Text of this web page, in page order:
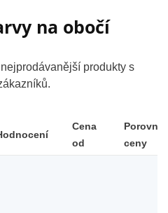
na obočí
produkty s
Cena
od
Porovnat
ceny